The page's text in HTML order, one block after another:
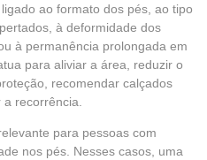
ao formato dos pés, ao tipo
à deformidade dos
à permanência prolongada em
para aliviar a área, reduzir o
recomendar calçados
recorrência.
para pessoas com
nos pés. Nesses casos, uma